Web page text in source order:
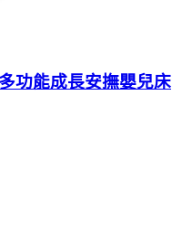
功能成長安撫嬰兒床